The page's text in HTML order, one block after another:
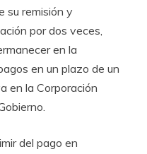
su remisión y
por dos veces,
en la
en un plazo de un
en la Corporación
del pago en